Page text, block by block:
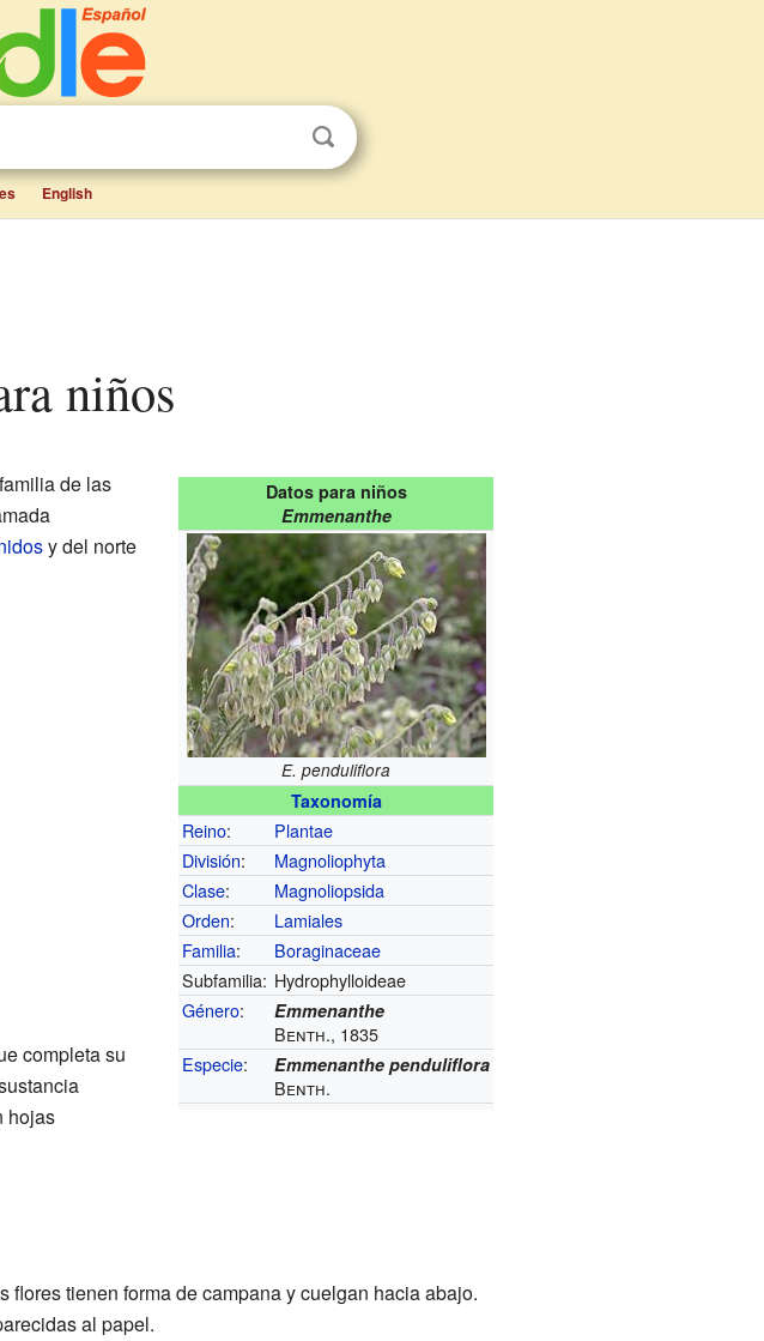
English
niños
Datos para niños
Emmenanthe
E. penduliflora
Taxonomía
Reino:
Plantae
División:
Magnoliophyta
Clase:
Magnoliopsida
Orden:
Lamiales
Familia:
Boraginaceae
Subfamilia: Hydrophylloideae
Género: Emmenanthe
Benth., 1835
Especie: Emmenanthe penduliflora
Benth.
de las
y del norte
completa su
hojas
tienen forma de campana y cuelgan hacia abajo.
al papel.